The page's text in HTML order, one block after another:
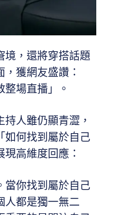
境，還將穿搭話題
獲網友盛讚：
整場直播」。
人雖仍顯青澀，
如何找到屬於自己
高維度回應：
當你找到屬於自己
人都是獨一無二